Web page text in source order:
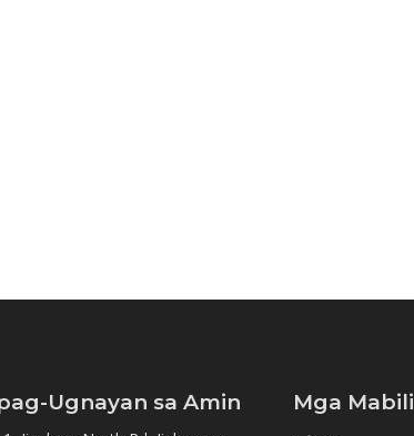
Ugnayan sa Amin
Mga